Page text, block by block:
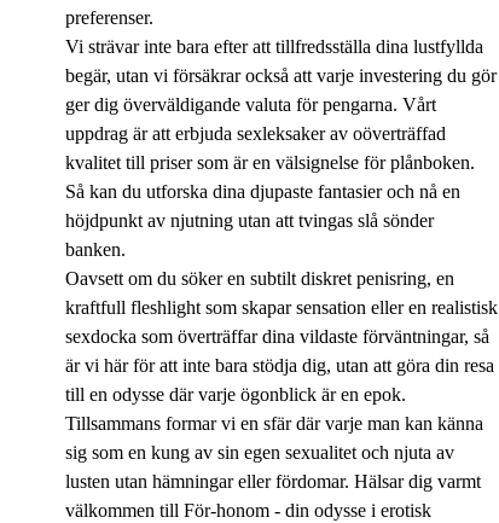
preferenser.
Vi strävar inte bara efter att tillfredsställa dina lustfyllda
begär, utan vi försäkrar också att varje investering du gör
ger dig överväldigande valuta för pengarna. Vårt
uppdrag är att erbjuda sexleksaker av oöverträffad
kvalitet till priser som är en välsignelse för plånboken.
Så kan du utforska dina djupaste fantasier och nå en
höjdpunkt av njutning utan att tvingas slå sönder
banken.
Oavsett om du söker en subtilt diskret penisring, en
kraftfull fleshlight som skapar sensation eller en realistisk
sexdocka som överträffar dina vildaste förväntningar, så
är vi här för att inte bara stödja dig, utan att göra din resa
till en odysse där varje ögonblick är en epok.
Tillsammans formar vi en sfär där varje man kan känna
sig som en kung av sin egen sexualitet och njuta av
lusten utan hämningar eller fördomar. Hälsar dig varmt
välkommen till För-honom - din odysse i erotisk